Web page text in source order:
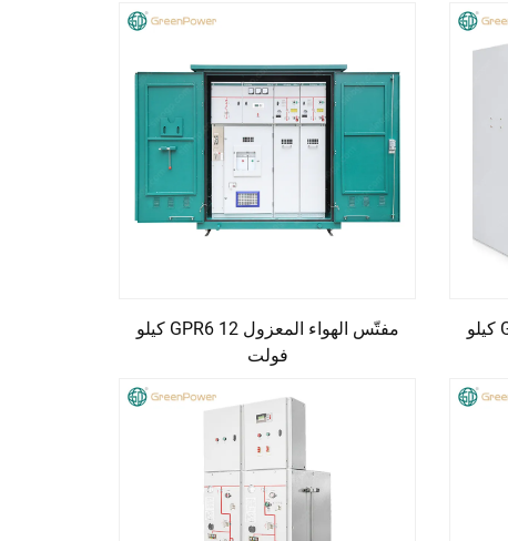
مفتّس الهواء المعزول GPR6 24 كيلو
مفتّس الهواء المعزول GPR6 12 كيلو
فولت